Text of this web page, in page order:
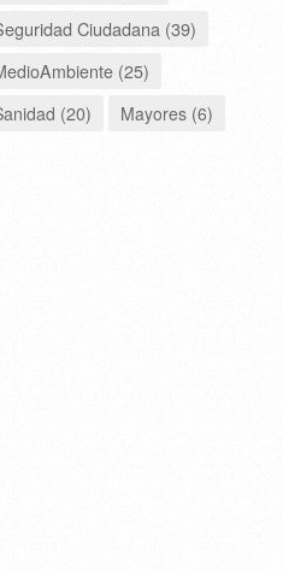
Ciudadana (39)
(25)
(20)
Mayores (6)